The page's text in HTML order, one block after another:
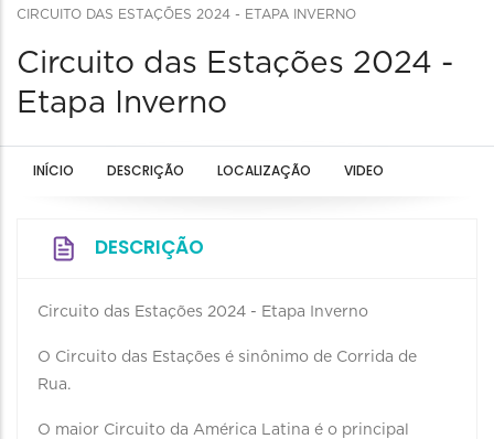
CIRCUITO DAS ESTAÇÕES 2024 - ETAPA INVERNO
Circuito das Estações 2024 -
Etapa Inverno
INÍCIO DESCRIÇÃO LOCALIZAÇÃO VIDEO
DESCRIÇÃO
Circuito das Estações 2024 - Etapa Inverno
O Circuito das Estações é sinônimo de Corrida de
Rua.
O maior Circuito da América Latina é o principal